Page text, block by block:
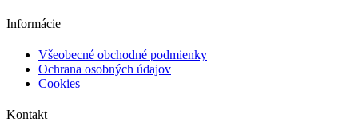
Informácie
Všeobecné obchodné podmienky
Ochrana osobných údajov
Cookies
Kontakt